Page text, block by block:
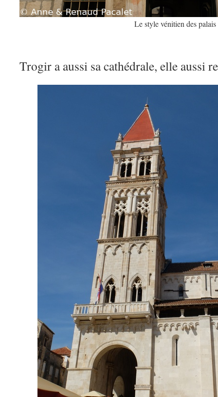
Le style vénitien des palais
Trogir a aussi sa cathédrale, elle aussi